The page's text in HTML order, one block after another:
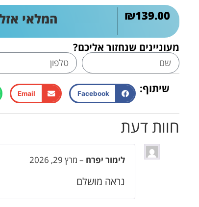
₪139.00 המלאי
מעוניינים שנחזור אליכם?
שיתוף:
Facebook
Email
חוות דעת
לימור יפרח – מרץ 29, 2026
נראה מושלם